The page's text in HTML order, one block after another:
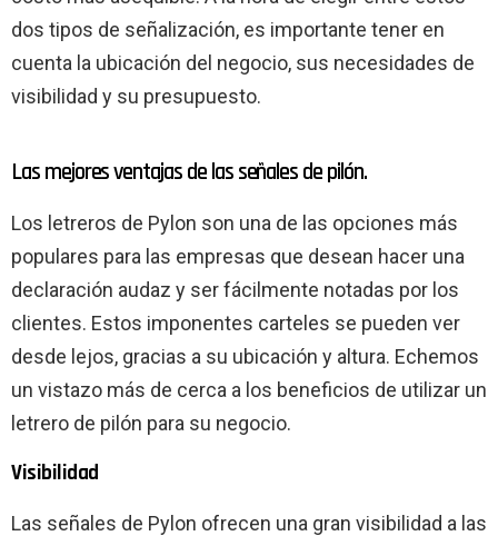
dos tipos de señalización, es importante tener en
cuenta la ubicación del negocio, sus necesidades de
visibilidad y su presupuesto.
Las mejores ventajas de las señales de pilón.
Los letreros de Pylon son una de las opciones más
populares para las empresas que desean hacer una
declaración audaz y ser fácilmente notadas por los
clientes. Estos imponentes carteles se pueden ver
desde lejos, gracias a su ubicación y altura. Echemos
un vistazo más de cerca a los beneficios de utilizar un
letrero de pilón para su negocio.
Visibilidad
Las señales de Pylon ofrecen una gran visibilidad a las